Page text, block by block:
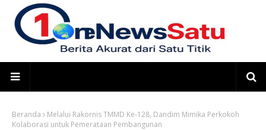
Beranda
Melalui Rakornis TMMD Ke-128, Dandim Mimika Perkokoh
Kolaborasi untuk Pemerataan Pembangunan